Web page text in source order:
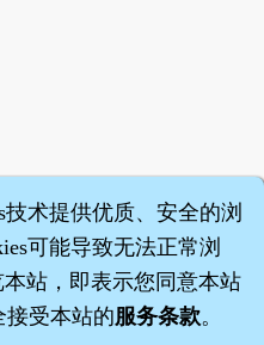
技术提供优质、安全的浏
可能导致无法正常浏
站，即表示您同意本站
接受本站的服务条款。